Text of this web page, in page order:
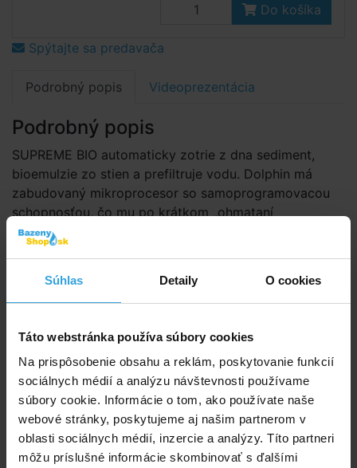
Súhlas Detaily O cookies
Táto webstránka používa súbory cookies
Na prispôsobenie obsahu a reklám, poskytovanie funkcií
sociálnych médií a analýzu návštevnosti používame
súbory cookie. Informácie o tom, ako používate naše
webové stránky, poskytujeme aj našim partnerom v
oblasti sociálnych médií, inzercie a analýzy. Títo partneri
môžu príslušné informácie skombinovať s ďalšími
Do košíka
Spýtajte sa predavača
Podrobný popis Videoprezentácia
Podrobný popis
SUPREME BIO automaticky zotrie z dna sediment,
bioemulzie zo stien a prefiltruje vodu. Dolphin má
zabudovaný mikroprocesor so samoprogramovacou
schopnosťou, čo mu po krátkom „ohmataní
biojazierka“ umožní zvoliť taký čistiaci cyklus, ktorý
bude najvhodnejší pre jeho tvar a veľkosť. Vyčistí
SUPREME BIO
Efektívny čistiaci systém – vysávač je vybavený
čistenie.
Nový navigačný systém – Gyroskop – pomocou
ktorého čistí vysávač dno efektívnejšie a čistiaca
schopnosť je vyššia až o 25%
Voľba rôznych spôsobov čistenia – iba dno, dno